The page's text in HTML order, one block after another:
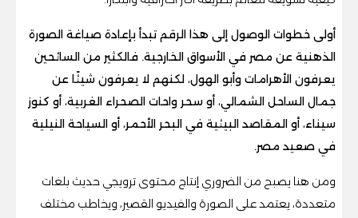
أولى خطوات الوصول إلى هذا الرقم تبدأ بإعادة صياغة الصورة
الذهنية عن مصر في الأسواق الخارجية. فالكثير من السائحين
يعرفون الأهرامات وأبو الهول، لكنهم لا يعرفون شيئًا عن
جمال الساحل الشمالي، أو سحر واحات الصحراء الغربية، أو كنوز
سيناء، أو المقاصد البيئية في البحر الأحمر، أو السياحة النيلية
في صعيد مصر.
ومن هنا يصبح من الضروري إنتاج محتوى ترويجي حديث بلغات
متعددة، يعتمد على الصورة والفيديو القصير، ويخاطب مختلف